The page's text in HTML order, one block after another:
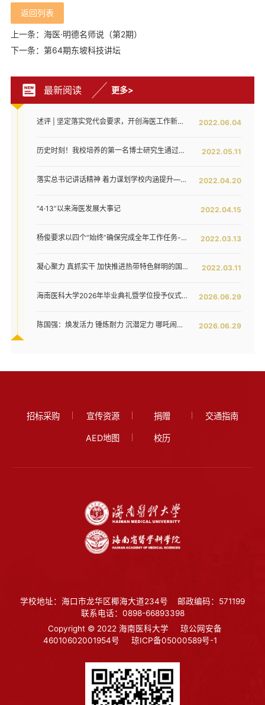
返回列表
上一条：海医·明德名师说（第2期）
下一条：第64期东坡科技讲坛
最新阅读 更多>
2022.06.04
述评 | 坚定落实党代会要求，开创海医工作新局面——写在全面落实省第八次党代会对海医发展提出新要求之时
2022.05.11
历史时刻！我校培养的第一名博士研究生通过答辩！
2022.04.20
落实总书记讲话精神 着力谋划学校内涵提升——我校召开发展战略咨询委员会第二次工作会议
2022.04.15
“4·13”以来海医发展大事记
2022.03.13
杨俊要求以四个“始终”确保完成全年工作任务--我校六届五次教代会暨七届二次工代会胜利闭幕
2022.03.11
凝心聚力 真抓实干 加快推进热带特色鲜明的国际化高水平医科大学建设步伐 ——我校六届五次教代会暨七届二次工代会隆重开幕
2026.06.29
海南医科大学2026年毕业典礼暨学位授予仪式举行
2026.06.29
陈国强：焕发活力 锤炼耐力 沉潜定力 哪吒闹海拓新程——在海南医科大学2026年毕业典礼上的讲话
招标采购 宣传资源 捐赠 交通指南
AED地图 校历
学校地址：海口市龙华区椰海大道234号
邮政编码：571199
联系电话：0898-66893398
Copyright © 2022 海南医科大学
琼公网安备
46010602001954号
琼ICP备05000589号-1